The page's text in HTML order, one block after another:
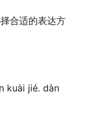
合适的表达方
kuài jié. dàn